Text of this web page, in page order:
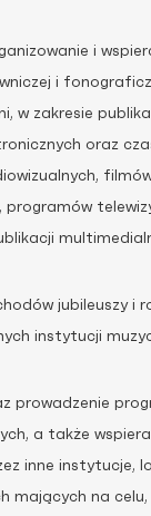
i
i
w zakresie
oraz
programów
jubileuszy i
instytucji
prowadzenie
a także
inne instytucje,
mających na celu,